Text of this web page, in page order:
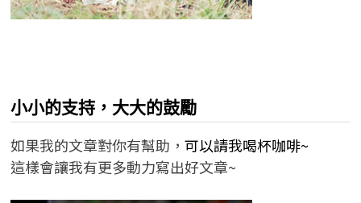
小小的支持，大大的鼓勵
如果我的文章對你有幫助， 可以請我喝杯咖啡~
這樣會讓我有更多動力寫出好文章~